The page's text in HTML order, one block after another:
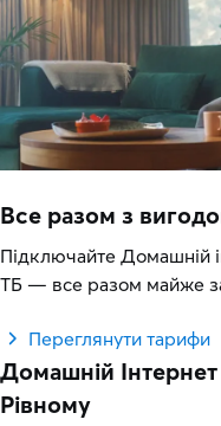
Все разом з
Підключайте Домашній
ТБ — все разом майже
Переглянути тарифи
Домашній
Рівному